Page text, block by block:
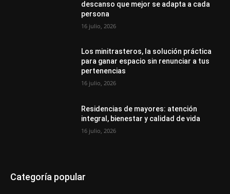
descanso que mejor se adapta a cada
persona
16 julio, 2026
Los minitrasteros, la solución práctica
para ganar espacio sin renunciar a tus
pertenencias
16 julio, 2026
Residencias de mayores: atención
integral, bienestar y calidad de vida
16 julio, 2026
Categoría popular